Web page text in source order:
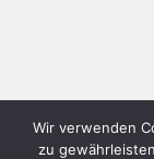
Wir verwenden
zu